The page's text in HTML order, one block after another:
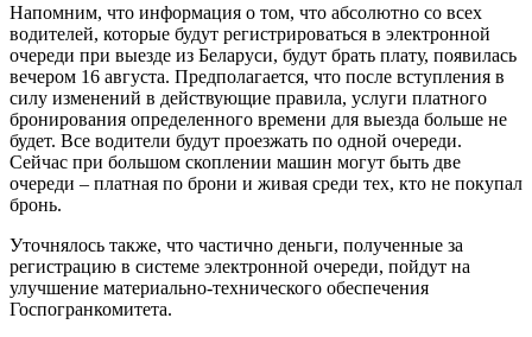
Напомним, что информация о том, что абсолютно со всех
водителей, которые будут регистрироваться в электронной
очереди при выезде из Беларуси, будут брать плату, появилась
вечером 16 августа. Предполагается, что после вступления в
силу изменений в действующие правила, услуги платного
бронирования определенного времени для выезда больше не
будет. Все водители будут проезжать по одной очереди.
Сейчас при большом скоплении машин могут быть две
очереди – платная по брони и живая среди тех, кто не покупал
бронь.
Уточнялось также, что частично деньги, полученные за
регистрацию в системе электронной очереди, пойдут на
улучшение материально-технического обеспечения
Госпогранкомитета.